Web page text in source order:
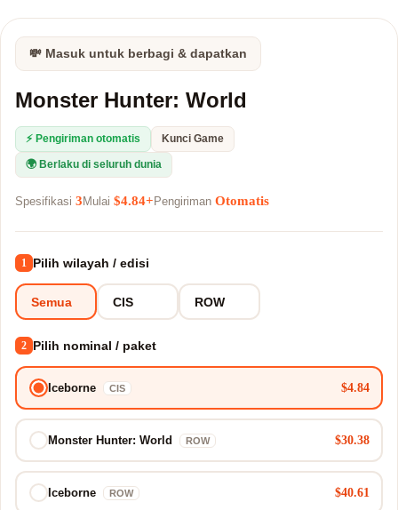
💸 Masuk untuk berbagi & dapatkan
Monster Hunter: World
⚡ Pengiriman otomatis Kunci Game
🌍 Berlaku di seluruh dunia
Spesifikasi 3 Mulai $4.84+ Pengiriman Otomatis
1 Pilih wilayah / edisi
Semua CIS ROW
2 Pilih nominal / paket
Iceborne CIS $4.84
Monster Hunter: World ROW $30.38
Iceborne ROW $40.61